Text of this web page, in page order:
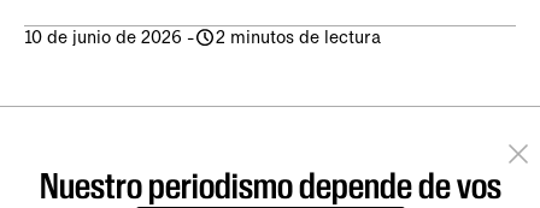
10 de junio de 2026 - 2 minutos de lectura
Nuestro periodismo depende de vos